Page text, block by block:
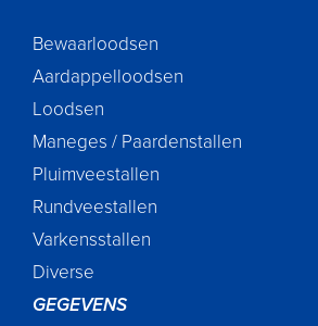
Bewaarloodsen
Aardappelloodsen
Loodsen
Maneges / Paardenstallen
Pluimveestallen
Rundveestallen
Varkensstallen
Diverse
GEGEVENS